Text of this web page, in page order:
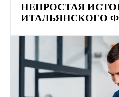
НЕПРОСТАЯ
ИТАЛЬЯНСКОГО